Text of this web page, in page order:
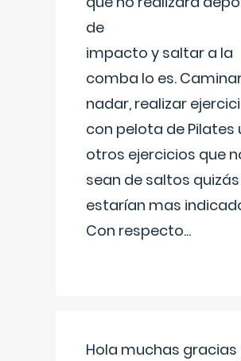
de
impacto y saltar a la
comba lo es.
nadar, realizar
con pelota de Pilates
otros ejercicios que
sean de saltos quizás
estarían mas
Con respecto...
Hola muchas gracias